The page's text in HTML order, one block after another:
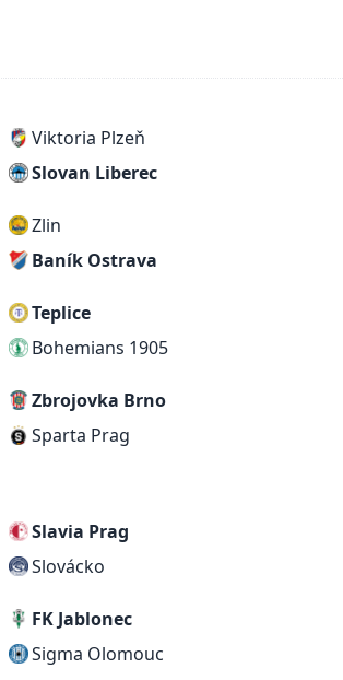
Viktoria Plzeň
Slovan Liberec
Zlin
Baník Ostrava
Teplice
Bohemians 1905
Zbrojovka Brno
Sparta Prag
Slavia Prag
Slovácko
FK Jablonec
Sigma Olomouc